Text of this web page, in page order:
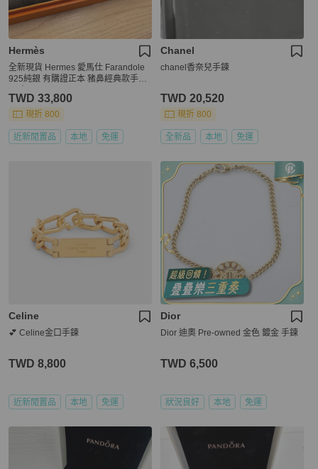
Hermès
全新現貨 Hermes 愛馬仕 Farandole
925純銀 有購證正本 豬鼻經典款手鍊
TWD 33,800
現折 800
近新閒置品 本地 免運
Chanel
chanel香奈兒手鍊
TWD 20,520
現折 800
全新品 本地 免運
Celine
💕 Celine金口手鍊
TWD 8,800
近新閒置品 本地 免運
Dior
Dior 迪奧 Pre-owned 金色 鍍金 手鍊
TWD 6,500
狀況良好 本地 免運